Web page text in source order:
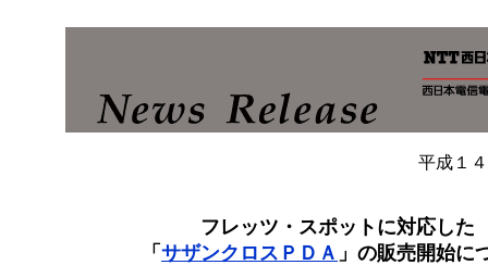
平成１
フレッツ・スポットに対応した
「 サザンクロスＰＤＡ 」の販売開始に